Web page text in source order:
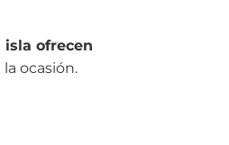
ofrecen
ocasión.